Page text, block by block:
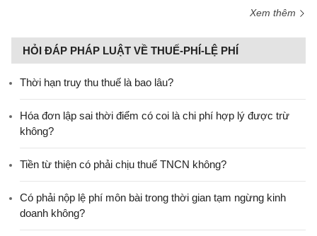
Xem thêm
HỎI ĐÁP PHÁP LUẬT VỀ THUẾ-PHÍ-LỆ PHÍ
Thời hạn truy thu thuế là bao lâu?
Hóa đơn lập sai thời điểm có coi là chi phí hợp lý được trừ
không?
Tiền từ thiện có phải chịu thuế TNCN không?
Có phải nộp lệ phí môn bài trong thời gian tạm ngừng kinh
doanh không?